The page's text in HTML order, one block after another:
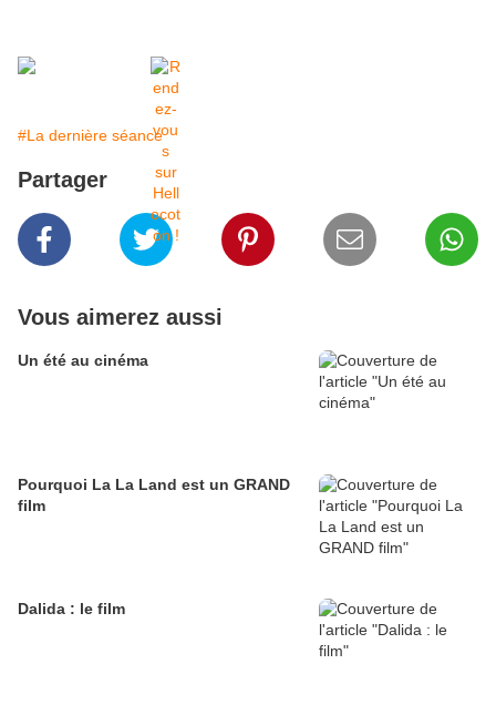
#La dernière séance
Partager
Vous aimerez aussi
Un été au cinéma
Pourquoi La La Land est un GRAND
film
Dalida : le film